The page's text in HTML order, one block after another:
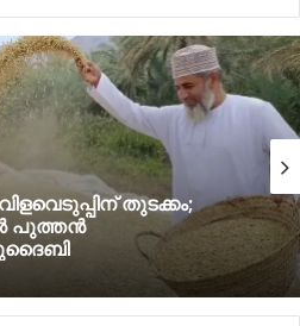
തുടക്കം;
പുത്തൻ